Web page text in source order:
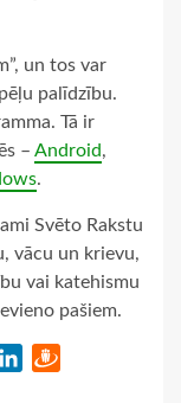
un tos var
palīdzību.
Tā ir
– Android,
.
Svēto Rakstu
vācu un krievu,
vai katehismu
pašiem.
LinkedIn